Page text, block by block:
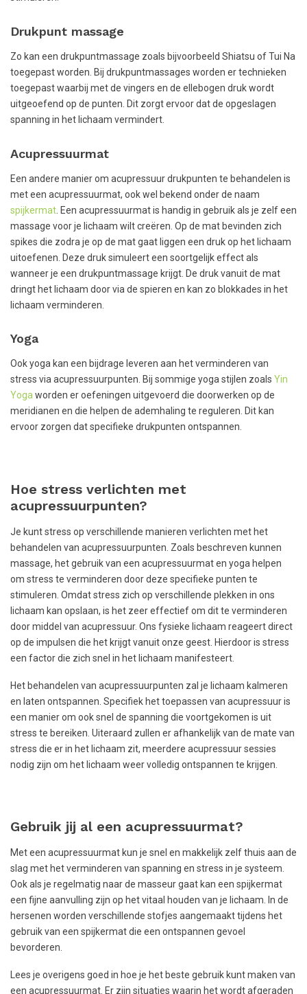
Drukpunt massage
Zo kan een drukpuntmassage zoals bijvoorbeeld Shiatsu of Tui Na
toegepast worden. Bij drukpuntmassages worden er technieken
toegepast waarbij met de vingers en de ellebogen druk wordt
uitgeoefend op de punten. Dit zorgt ervoor dat de opgeslagen
spanning in het lichaam vermindert.
Acupressuurmat
Een andere manier om acupressuur drukpunten te behandelen is
met een acupressuurmat, ook wel bekend onder de naam
spijkermat . Een acupressuurmat is handig in gebruik als je zelf een
massage voor je lichaam wilt creëren. Op de mat bevinden zich
spikes die zodra je op de mat gaat liggen een druk op het lichaam
uitoefenen. Deze druk simuleert een soortgelijk effect als
wanneer je een drukpuntmassage krijgt. De druk vanuit de mat
dringt het lichaam door via de spieren en kan zo blokkades in het
lichaam verminderen.
Yoga
Ook yoga kan een bijdrage leveren aan het verminderen van
stress via acupressuurpunten. Bij sommige yoga stijlen zoals Yin
Yogaworden er oefeningen uitgevoerd die doorwerken op de
meridianen en die helpen de ademhaling te reguleren. Dit kan
ervoor zorgen dat specifieke drukpunten ontspannen.
Hoe stress verlichten met
acupressuurpunten?
Je kunt stress op verschillende manieren verlichten met het
behandelen van acupressuurpunten. Zoals beschreven kunnen
massage, het gebruik van een acupressuurmat en yoga helpen
om stress te verminderen door deze specifieke punten te
stimuleren. Omdat stress zich op verschillende plekken in ons
lichaam kan opslaan, is het zeer effectief om dit te verminderen
door middel van acupressuur. Ons fysieke lichaam reageert direct
op de impulsen die het krijgt vanuit onze geest. Hierdoor is stress
een factor die zich snel in het lichaam manifesteert.
Het behandelen van acupressuurpunten zal je lichaam kalmeren
en laten ontspannen. Specifiek het toepassen van acupressuur is
een manier om ook snel de spanning die voortgekomen is uit
stress te bereiken. Uiteraard zullen er afhankelijk van de mate van
stress die er in het lichaam zit, meerdere acupressuur sessies
nodig zijn om het lichaam weer volledig ontspannen te krijgen.
Gebruik jij al een acupressuurmat?
Met een acupressuurmat kun je snel en makkelijk zelf thuis aan de
slag met het verminderen van spanning en stress in je systeem.
Ook als je regelmatig naar de masseur gaat kan een spijkermat
een fijne aanvulling zijn op het vitaal houden van je lichaam. In de
hersenen worden verschillende stofjes aangemaakt tijdens het
gebruik van een spijkermat die een ontspannen gevoel
bevorderen.
Lees je overigens goed in hoe je het beste gebruik kunt maken van
een acupressuurmat. Er zijn situaties waarin het wordt afgeraden